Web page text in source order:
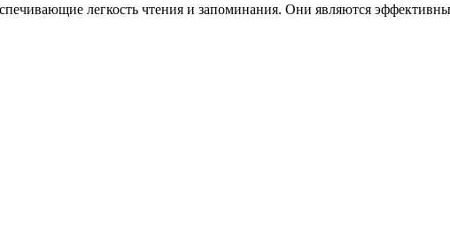
легкость чтения и запоминания. Они являются